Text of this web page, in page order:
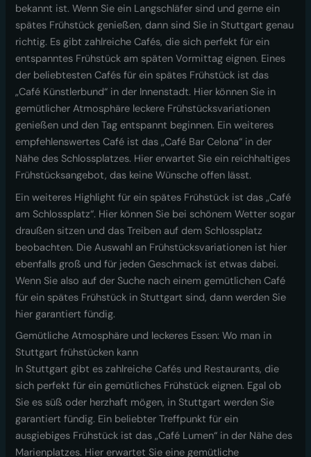
bekannt ist. Wenn Sie ein Langschläfer sind und gerne ein
spätes Frühstück genießen, dann sind Sie in Stuttgart genau
richtig. Es gibt zahlreiche Cafés, die sich perfekt für ein
entspanntes Frühstück am späten Vormittag eignen. Eines
der beliebtesten Cafés für ein spätes Frühstück ist das
„Café Künstlerbund“ in der Innenstadt. Hier können Sie in
gemütlicher Atmosphäre leckere Frühstücksvariationen
genießen und den Tag entspannt beginnen. Ein weiteres
empfehlenswertes Café ist das „Café Bar Celona“ in der
Nähe des Schlossplatzes. Hier erwartet Sie ein reichhaltiges
Frühstücksangebot, das keine Wünsche offen lässt.
Ein weiteres Highlight für ein spätes Frühstück ist das „Café
am Schlossplatz“. Hier können Sie bei schönem Wetter sogar
draußen sitzen und das Treiben auf dem Schlossplatz
beobachten. Die Auswahl an Frühstücksvariationen ist hier
ebenfalls groß und für jeden Geschmack ist etwas dabei.
Wenn Sie also auf der Suche nach einem gemütlichen Café
für ein spätes Frühstück in Stuttgart sind, dann werden Sie
hier garantiert fündig.
Gemütliche Atmosphäre und leckeres Essen: Wo man in
Stuttgart frühstücken kann
In Stuttgart gibt es zahlreiche Cafés und Restaurants, die
sich perfekt für ein gemütliches Frühstück eignen. Egal ob
Sie es süß oder herzhaft mögen, in Stuttgart werden Sie
garantiert fündig. Ein beliebter Treffpunkt für ein
ausgiebiges Frühstück ist das „Café Lumen“ in der Nähe des
Marienplatzes. Hier erwartet Sie eine gemütliche